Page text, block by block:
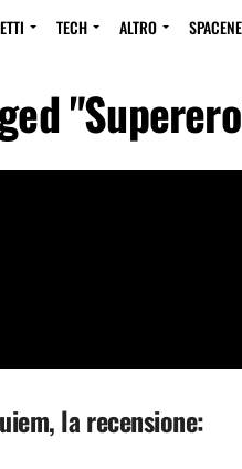
TECH ALTRO
la recensione: